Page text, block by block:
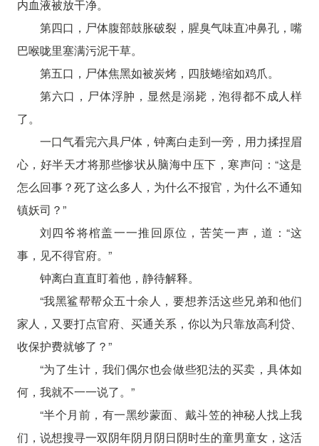
内血液被放干净。
第四口，尸体腹部鼓胀破裂，腥臭气味直冲鼻孔，嘴
巴喉咙里塞满污泥干草。
第五口，尸体焦黑如被炭烤，四肢蜷缩如鸡爪。
第六口，尸体浮肿，显然是溺毙，泡得都不成人样
了。
一口气看完六具尸体，钟离白走到一旁，用力揉捏眉
心，好半天才将那些惨状从脑海中压下，寒声问：“这是
怎么回事？死了这么多人，为什么不报官，为什么不通知
镇妖司？”
刘四爷将棺盖一一推回原位，苦笑一声，道：“这
事，见不得官府。”
钟离白直直盯着他，静待解释。
“我黑鲨帮帮众五十余人，要想养活这些兄弟和他们
家人，又要打点官府、买通关系，你以为只靠放高利贷、
收保护费就够了？”
“为了生计，我们偶尔也会做些犯法的买卖，具体如
何，我就不一一说了。”
“半个月前，有一黑纱蒙面、戴斗笠的神秘人找上我
们，说想搜寻一双阴年阴月阴日阴时生的童男童女，这活